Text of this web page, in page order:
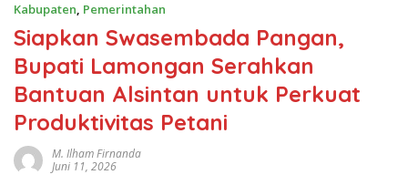
Kabupaten, Pemerintahan
Siapkan Swasembada Pangan,
Bupati Lamongan Serahkan
Bantuan Alsintan untuk Perkuat
Produktivitas Petani
M. Ilham Firnanda
Juni 11, 2026